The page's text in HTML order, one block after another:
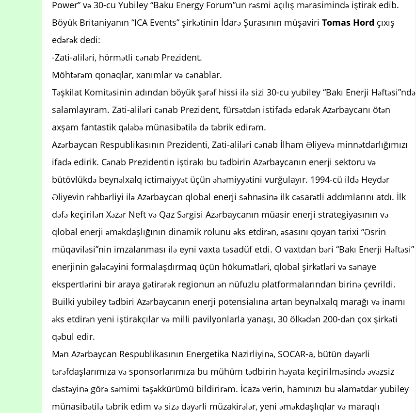
Power” və 30-cu Yubiley “Baku Energy Forum”un rəsmi açılış mərasimində iştirak edib.
Böyük Britaniyanın “ICA Events” şirkətinin İdarə Şurasının müşaviri Tomas Hord çıxış
edərək dedi:
-Zati-aliləri, hörmətli cənab Prezident.
Möhtərəm qonaqlar, xanımlar və cənablar.
Təşkilat Komitəsinin adından böyük şərəf hissi ilə sizi 30-cu yubiley “Bakı Enerji Həftəsi”ndə
salamlayıram. Zati-aliləri cənab Prezident, fürsətdən istifadə edərək Azərbaycanı ötən
axşam fantastik qələbə münasibətilə də təbrik edirəm.
Azərbaycan Respublikasının Prezidenti, Zati-aliləri cənab İlham Əliyevə minnətdarlığımızı
ifadə edirik. Cənab Prezidentin iştirakı bu tədbirin Azərbaycanın enerji sektoru və
bütövlükdə beynəlxalq ictimaiyyət üçün əhəmiyyətini vurğulayır. 1994-cü ildə Heydər
Əliyevin rəhbərliyi ilə Azərbaycan qlobal enerji səhnəsinə ilk cəsarətli addımlarını atdı. İlk
dəfə keçirilən Xəzər Neft və Qaz Sərgisi Azərbaycanın müasir enerji strategiyasının və
qlobal enerji əməkdaşlığının dinamik rolunu əks etdirən, əsasını qoyan tarixi “Əsrin
müqaviləsi”nin imzalanması ilə eyni vaxta təsadüf etdi. O vaxtdan bəri “Bakı Enerji Həftəsi”
enerjinin gələcəyini formalaşdırmaq üçün hökumətləri, qlobal şirkətləri və sənaye
ekspertlərini bir araya gətirərək regionun ən nüfuzlu platformalarından birinə çevrildi.
Builki yubiley tədbiri Azərbaycanın enerji potensialına artan beynəlxalq marağı və inamı
əks etdirən yeni iştirakçılar və milli pavilyonlarla yanaşı, 30 ölkədən 200-dən çox şirkəti
qəbul edir.
Mən Azərbaycan Respublikasının Energetika Nazirliyinə, SOCAR-a, bütün dəyərli
tərəfdaşlarımıza və sponsorlarımıza bu mühüm tədbirin həyata keçirilməsində əvəzsiz
dəstəyinə görə səmimi təşəkkürümü bildirirəm. İcazə verin, hamınızı bu əlamətdar yubiley
münasibətilə təbrik edim və sizə dəyərli müzakirələr, yeni əməkdaşlıqlar və maraqlı